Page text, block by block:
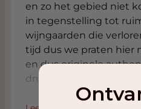
en zo het gebied niet
in tegenstelling tot
wijngaarden die
tijd dus we praten hier
en dus originele
druiven(stokken).
Dit is wederom een